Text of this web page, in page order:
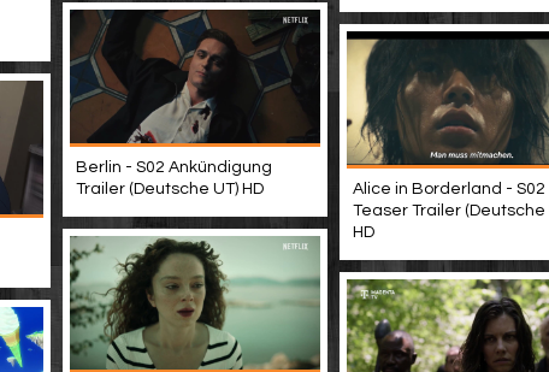
Berlin - S02 Ankündigung
Trailer (Deutsche UT) HD
Alice in Borderland - S02
Teaser Trailer (Deutsche
HD